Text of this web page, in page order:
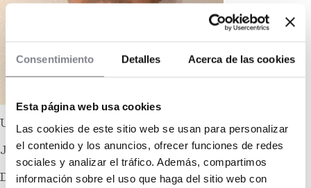
Consentimiento Detalles Acerca de las cookies
Esta página web usa cookies
Las cookies de este sitio web se usan para personalizar
el contenido y los anuncios, ofrecer funciones de redes
sociales y analizar el tráfico. Además, compartimos
información sobre el uso que haga del sitio web con
UNa frase DE
Jesús Álvarez
Director de análisis de riesgos del Banco Santander